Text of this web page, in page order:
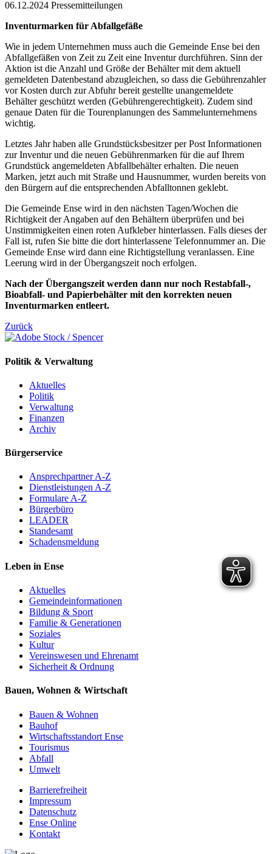
06.12.2024 Pressemitteilungen
Inventurmarken für Abfallgefäße
Wie in jedem Unternehmen muss auch die Gemeinde Ense bei den
Abfallgefäßen von Zeit zu Zeit eine Inventur durchführen. Sinn der
Aktion ist die Anzahl und Größe der Behälter mit dem aktuell
gemeldeten Datenbestand abzugleichen, so dass die Gebührenzahler
vor Kosten durch zur Abfuhr bereit gestellte unangemeldete
Behälter geschützt werden (Gebührengerechtigkeit). Zudem sind
genaue Daten für die Tourenplanungen des Sammelunternehmens
wichtig.
Letztes Jahr haben alle Grundstücksbesitzer per Post Informationen
zur Inventur und die neuen Gebührenmarken für die auf Ihrem
Grundstück angemeldeten Abfallbehälter erhalten. Die neuen
Marken, jetzt auch mit Straße und Hausnummer, wurden bereits von
den Bürgern auf die entsprechenden Abfalltonnen geklebt.
Die Gemeinde Ense wird in den nächsten Tagen/Wochen die
Richtigkeit der Angaben auf den Behältern überprüfen und bei
Unstimmigkeiten einen roten Aufkleber hinterlassen. Falls dieses der
Fall ist, rufen Sie bitte die dort hinterlassene Telefonnummer an. Die
Gemeinde Ense wird dann eine Richtigstellung veranlassen. Eine
Leerung wird in der Übergangszeit noch erfolgen.
Nach der Übergangszeit werden dann nur noch Restabfall-,
Bioabfall- und Papierbehälter mit den korrekten neuen
Inventurmarken entleert.
Zurück
Politik & Verwaltung
Aktuelles
Politik
Verwaltung
Finanzen
Archiv
Bürgerservice
Ansprechpartner A-Z
Dienstleistungen A-Z
Formulare A-Z
Bürgerbüro
LEADER
Standesamt
Schadensmeldung
Leben in Ense
Aktuelles
Gemeinde­informationen
Bildung & Sport
Familie & Generationen
Soziales
Kultur
Vereinswesen und Ehrenamt
Sicherheit & Ordnung
Bauen, Wohnen & Wirtschaft
Bauen & Wohnen
Bauhof
Wirtschaftsstandort Ense
Tourismus
Abfall
Umwelt
Barrierefreiheit
Impressum
Datenschutz
Ense Online
Kontakt